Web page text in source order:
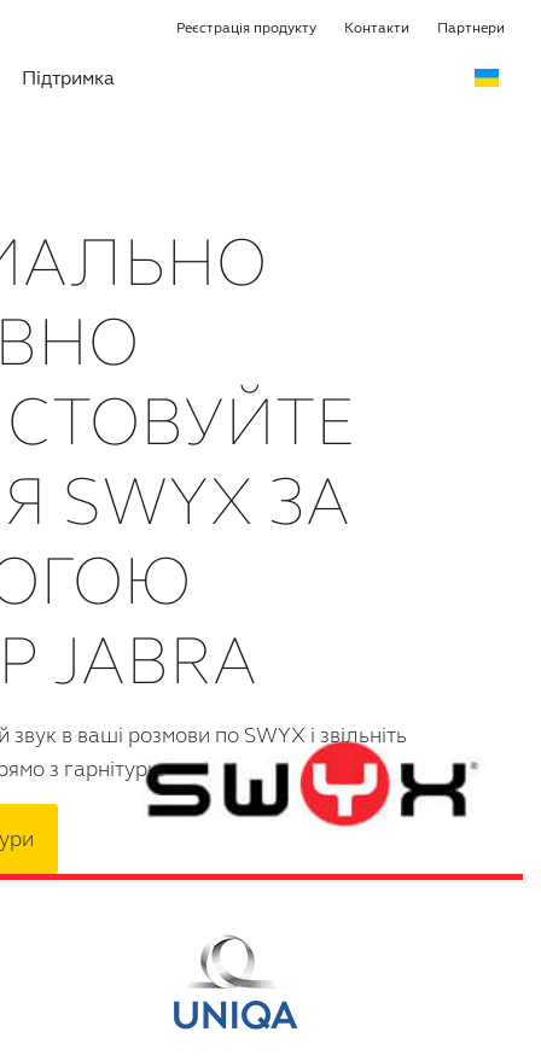
Підтримка
Реєстрація продукту Контакти Партнери
SWYX ЗА
JABRA
в ваші розмови по SWYX і звільніть
з гарнітури.